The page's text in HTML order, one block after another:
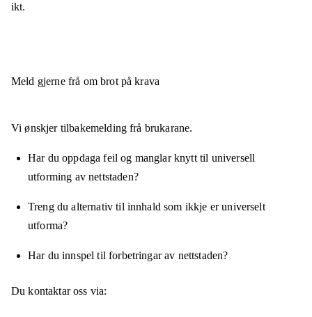
ikt.
Meld gjerne frå om brot på krava
Vi ønskjer tilbakemelding frå brukarane.
Har du oppdaga feil og manglar knytt til universell
utforming av nettstaden?
Treng du alternativ til innhald som ikkje er universelt
utforma?
Har du innspel til forbetringar av nettstaden?
Du kontaktar oss via: